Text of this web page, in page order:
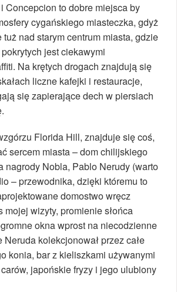
Concepcion to dobre miejsca by
cygańskiego miasteczka, gdyż
tuż nad starym centrum miasta, gdzie
jest ciekawymi
Na krętych drogach znajdują się
liczne kafejki i restauracje,
się zapierające dech w piersiach
Florida Hill, znajduje się coś,
sercem miasta – dom chilijskiego
nagrody Nobla, Pablo Nerudy (warto
– przewodnika, dzięki któremu to
domostwo wręcz
mojej wizyty, promienie słońca
okna wprost na niecodzienne
Neruda kolekcjonował przez całe
konia, bar z kieliszkami używanymi
japońskie fryzy i jego ulubiony